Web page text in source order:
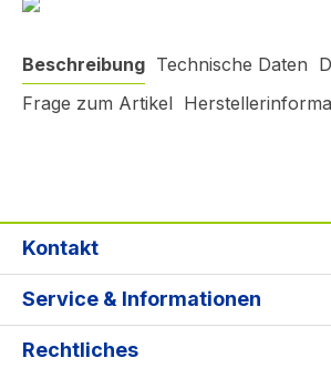
Beschreibung Technische Daten
Frage zum Artikel
Kontakt
Service & Informationen
Rechtliches